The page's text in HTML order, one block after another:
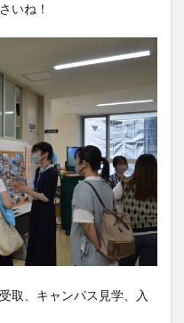
いね！
取、キャンパス見学、入